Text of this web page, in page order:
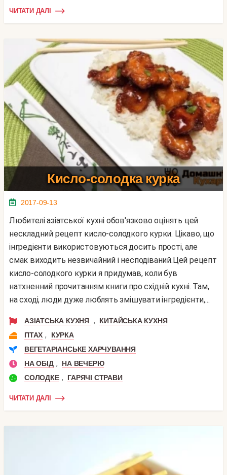
ЧИТАТИ ДАЛІ
Кисло-солодка курка
2017-09-13
Любителі азіатської кухні обов'язково оцінять цей
нескладний рецепт кисло-солодкого курки. Цікаво, що
інгредієнти використовуються досить прості, але
смак виходить незвичайний і несподіваний.Цей рецепт
кисло-солодкого курки я придумав, коли був
натхненний прочитанням книги про східній кухні. Там,
на сході, люди дуже люблять змішувати інгредієнти,...
АЗІАТСЬКА КУХНЯ ,
КИТАЙСЬКА КУХНЯ
ПТАХ ,
КУРКА
ВЕГЕТАРІАНСЬКЕ ХАРЧУВАННЯ
НА ОБІД ,
НА ВЕЧЕРЮ
СОЛОДКЕ , ГАРЯЧІ СТРАВИ
ЧИТАТИ ДАЛІ